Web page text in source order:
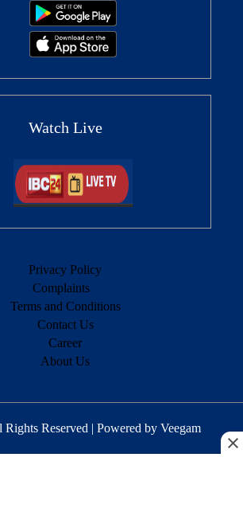
Watch Live
Privacy Policy
Complaints
Terms and Conditions
Contact Us
Career
About Us
Reserved | Powered by Veegam